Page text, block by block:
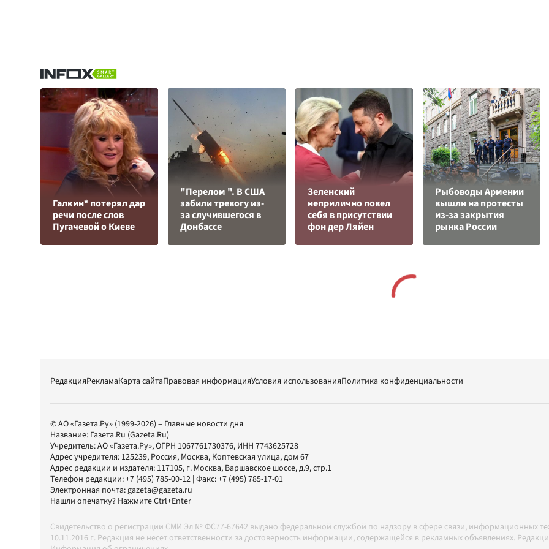
Галкин* потерял дар
речи после слов
Пугачевой о Киеве
"Перелом ". В США
забили тревогу из-
за случившегося в
Донбассе
Зеленский
неприлично повел
cебя в присутствии
фон дер Ляйен
Рыбоводы Армении
вышли на протесты
из-за закрытия
рынка России
РедакцияРекламаКарта сайтаПравовая информацияУсловия использованияПолитика конфиденциальности
© АО «Газета.Ру» (1999-2026) – Главные новости дня
Название: Газета.Ru (Gazeta.Ru)
Учредитель:АО «Газета.Ру», ОГРН 1067761730376, ИНН 7743625728
Адрес учредителя: 125239, Россия, Москва, Коптевская улица, дом 67
Адрес редакции и издателя: 117105, г. Москва, Варшавское шоссе, д.9, стр.1
Телефон редакции:+7 (495) 785-00-12 | Факс:+7 (495) 785-17-01
Электронная почта:gazeta@gazeta.ru
Нашли опечатку? Нажмите Ctrl+Enter
Свидетельство о регистрации СМИ Эл № ФС77-67642 выдано федеральной службой по надзору в сфере связи, информационных
10.11.2016 г. Редакция не несет ответственности за достоверность информации, содержащейся в рекламных объявлениях.